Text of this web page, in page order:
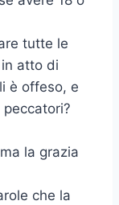
tutte le
atto di
è offeso, e
la grazia
che la